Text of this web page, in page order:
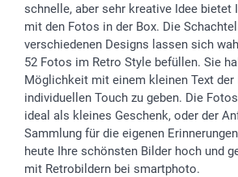
B2B smartbusiness
Widerrufsrecht
Geburt
Zu allen Anlässen
Sitemap
Status der Bestellung
smartfriends
smartgarantie
smartbonus
schnelle, aber sehr kreative Idee bietet
mit den Fotos in der Box. Die
verschiedenen Designs lassen sich
52 Fotos im Retro Style befüllen. Sie
Möglichkeit mit einem kleinen Text der
individuellen Touch zu geben. Die
ideal als kleines Geschenk, oder der
Sammlung für die eigenen
heute Ihre schönsten Bilder hoch und
mit Retrobildern bei smartphoto.